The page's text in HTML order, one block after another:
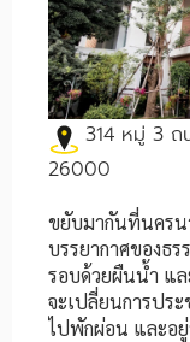
314 หมู่ 3 ถ
26000
ขยับมากันที่นคร
บรรยากาศของธ
รอบด้วยผืนน้ำ แล
จะเปลี่ยนการปร
ไปพักผ่อน และอยู่